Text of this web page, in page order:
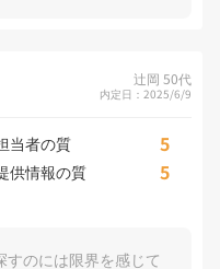
辻岡 50代
内定日：2025/6/9
当者の質 5
供情報の質 5
のには限界を感じて